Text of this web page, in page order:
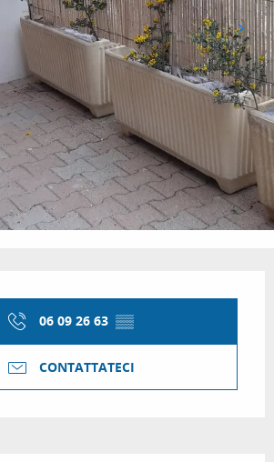
06 09 26 63 ▒▒
CONTATTATECI